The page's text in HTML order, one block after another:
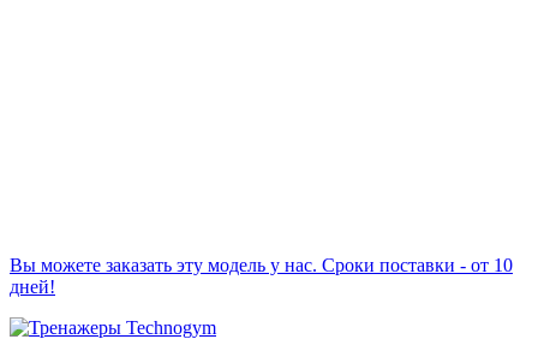
Вы можете заказать эту модель у нас. Сроки поставки - от 10
дней!